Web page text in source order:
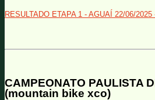
RESULTADO ETAPA 1 - AGUAÍ 22/06/2025
CAMPEONATO PAULISTA
(mountain bike xco)